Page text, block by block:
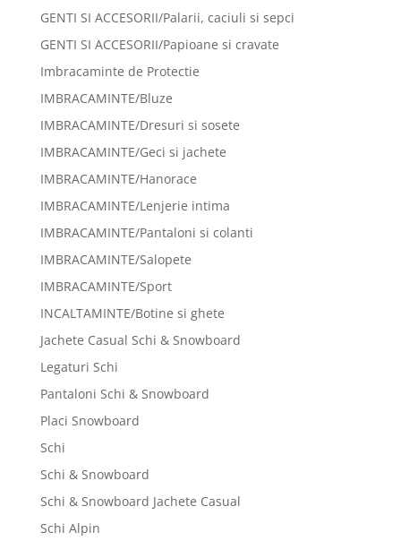
GENTI SI ACCESORII/Palarii, caciuli si sepci
GENTI SI ACCESORII/Papioane si cravate
Imbracaminte de Protectie
IMBRACAMINTE/Bluze
IMBRACAMINTE/Dresuri si sosete
IMBRACAMINTE/Geci si jachete
IMBRACAMINTE/Hanorace
IMBRACAMINTE/Lenjerie intima
IMBRACAMINTE/Pantaloni si colanti
IMBRACAMINTE/Salopete
IMBRACAMINTE/Sport
INCALTAMINTE/Botine si ghete
Jachete Casual Schi & Snowboard
Legaturi Schi
Pantaloni Schi & Snowboard
Placi Snowboard
Schi
Schi & Snowboard
Schi & Snowboard Jachete Casual
Schi Alpin